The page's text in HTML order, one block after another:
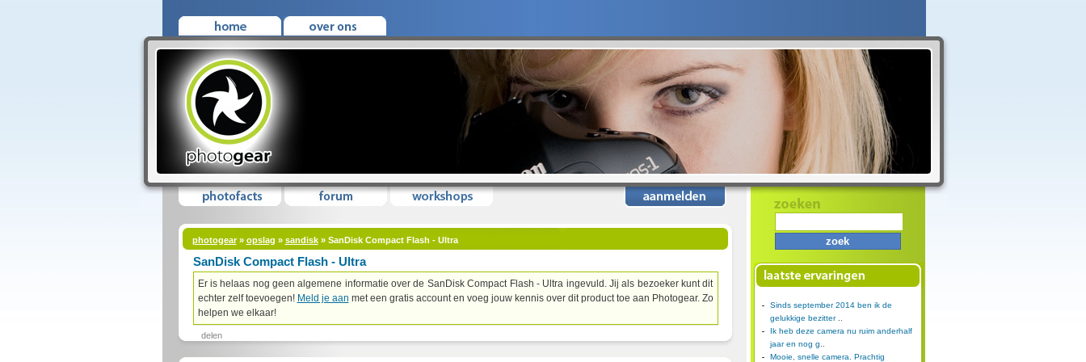
photogear» opslag » sandisk» SanDisk Compact Flash - Ultra
SanDisk Compact Flash - Ultra
Er is helaas nog geen algemene informatie over de SanDisk Compact Flash - Ultra ingevuld. Jij als bezoeker kunt dit
echter zelf toevoegen! Meld je aan met een gratis account en voeg jouw kennis over dit product toe aan Photogear. Zo
helpen we elkaar!
delen
Sinds september 2014 ben ik de
gelukkige bezitter
Ik heb deze camera nu ruim anderhalf
jaar en nog g
Mooie, snelle camera. Prachtig